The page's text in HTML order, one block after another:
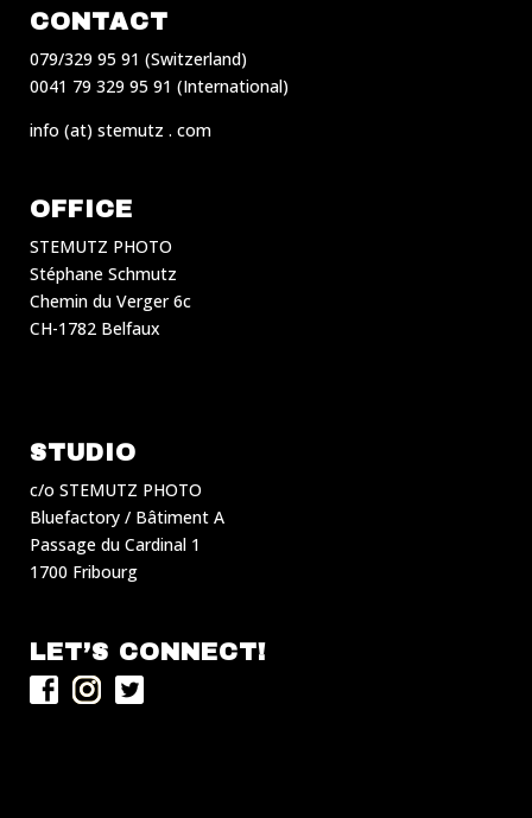
CONTACT
079/329 95 91 (Switzerland)
0041 79 329 95 91 (International)
info (at) stemutz . com
OFFICE
STEMUTZ PHOTO
Stéphane Schmutz
Chemin du Verger 6c
CH-1782 Belfaux
STUDIO
c/o STEMUTZ PHOTO
Bluefactory / Bâtiment A
Passage du Cardinal 1
1700 Fribourg
LET’S CONNECT!